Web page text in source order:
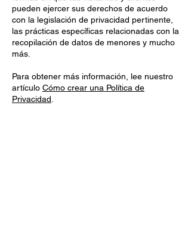
pueden ejercer sus derechos de acuerdo
con la legislación de privacidad pertinente,
las prácticas específicas relacionadas con la
recopilación de datos de menores y mucho
más.
Para obtener más información, lee nuestro
artículo Cómo crear una Política de
Privacidad